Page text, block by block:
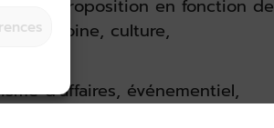
proposition en fonction de
culture,
d’affaires, événementiel,